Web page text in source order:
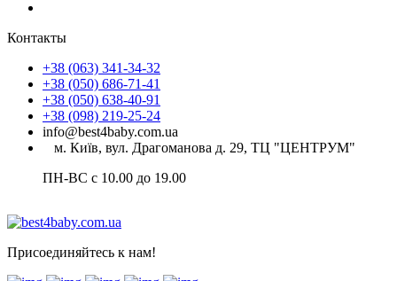
Контакты
+38 (063) 341-34-32
+38 (050) 686-71-41
+38 (050) 638-40-91
+38 (098) 219-25-24
info@best4baby.com.ua
м. Київ, вул. Драгоманова д. 29, ТЦ "ЦЕНТРУМ"
ПН-ВС с 10.00 до 19.00
Присоединяйтесь к нам!